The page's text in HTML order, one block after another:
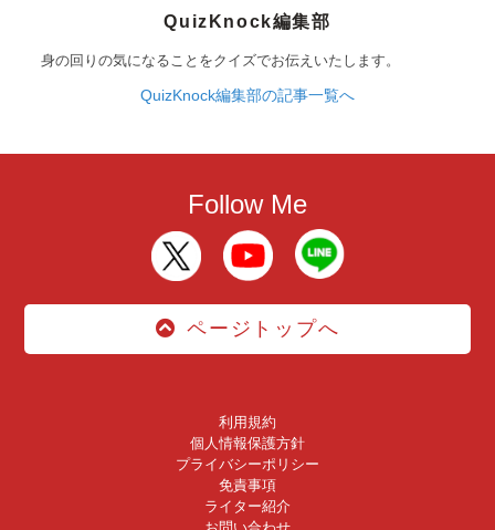
QuizKnock編集部
身の回りの気になることをクイズでお伝えいたします。
QuizKnock編集部の記事一覧へ
Follow Me
ページトップへ
利用規約
個人情報保護方針
プライバシーポリシー
免責事項
ライター紹介